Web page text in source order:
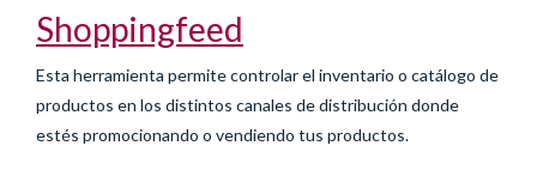
Shoppingfeed
Esta herramienta permite controlar el inventario o catálogo de
productos en los distintos canales de distribución donde
estés promocionando o vendiendo tus productos.